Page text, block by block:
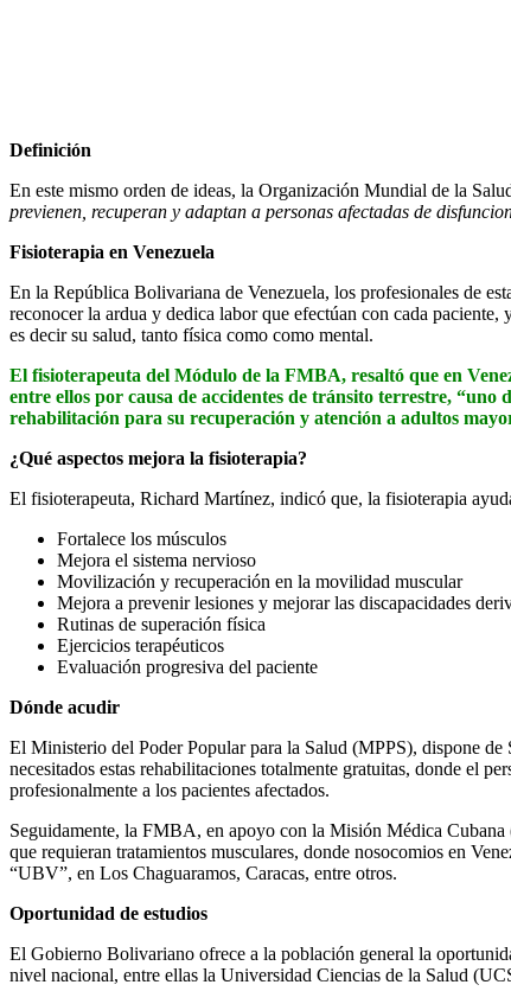
Definición
En este mismo orden de ideas, la Organización Mundial de la
previenen, recuperan y adaptan a personas afectadas de
Fisioterapia en Venezuela
En la República Bolivariana de Venezuela, los profesionales de
reconocer la ardua y dedica labor que efectúan con cada
es decir su salud, tanto física como como mental.
El fisioterapeuta del Módulo de la FMBA, resaltó que en
entre ellos por causa de accidentes de tránsito terrestre, “uno
rehabilitación para su recuperación y atención a adultos
¿Qué aspectos mejora la fisioterapia?
El fisioterapeuta, Richard Martínez, indicó que, la fisioterapia
Fortalece los músculos
Mejora el sistema nervioso
Movilización y recuperación en la movilidad muscular
Mejora a prevenir lesiones y mejorar las discapacidades
Rutinas de superación física
Ejercicios terapéuticos
Evaluación progresiva del paciente
Dónde acudir
El Ministerio del Poder Popular para la Salud (MPPS), dispone
necesitados estas rehabilitaciones totalmente gratuitas, donde el
profesionalmente a los pacientes afectados.
Seguidamente, la FMBA, en apoyo con la Misión Médica
que requieran tratamientos musculares, donde nosocomios en
“UBV”, en Los Chaguaramos, Caracas, entre otros.
Oportunidad de estudios
El Gobierno Bolivariano ofrece a la población general la
nivel nacional, entre ellas la Universidad Ciencias de la Salud